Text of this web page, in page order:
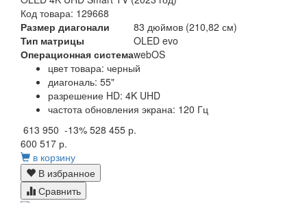
Код товара: 129668
Размер диагонали
83 дюймов (210,82 см)
Тип матрицы
OLED evo
Операционная системаwebOS
цвет товара: черный
диагональ: 55"
разрешение HD: 4K UHD
частота обновления экрана: 120 Гц
613 950 -13% 528 455 р.
600 517 р.
в корзину
В избранное
Сравнить